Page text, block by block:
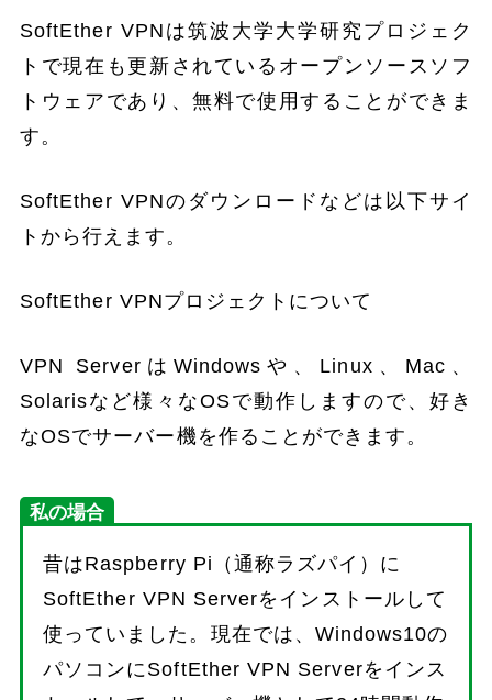
SoftEther VPNは筑波大学大学研究プロジェク
トで現在も更新されているオープンソースソフ
トウェアであり、無料で使用することができま
す。
SoftEther VPNのダウンロードなどは以下サイ
トから行えます。
SoftEther VPNプロジェクトについて
VPN ServerはWindowsや、Linux、Mac、
Solarisなど様々なOSで動作しますので、好き
なOSでサーバー機を作ることができます。
私の場合
昔はRaspberry Pi（通称ラズパイ）に
SoftEther VPN Serverをインストールして
使っていました。現在では、Windows10の
パソコンにSoftEther VPN Serverをインス